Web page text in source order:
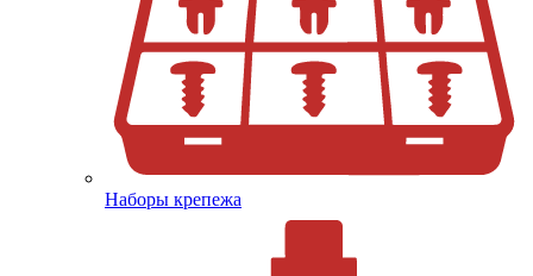
Наборы крепежа